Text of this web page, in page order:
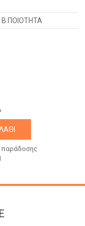
ΠΟΙΟΤΗΤΑ
παράδοσης